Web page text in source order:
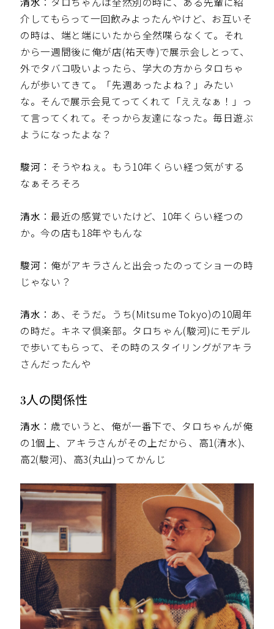
介してもらって一回飲みよったんやけど、お互いそ
の時は、端と端にいたから全然喋らなくて。それ
から一週間後に俺が店(祐天寺)で展示会しとって、
外でタバコ吸いよったら、学大の方からタロちゃ
んが歩いてきて。「先週あったよね？」みたい
な。そんで展示会見てってくれて「ええなぁ！」っ
て言ってくれて。そっから友達になった。毎日遊ぶ
ようになったよな？
駿河 ：そうやねぇ。もう10年くらい経つ気がする
なぁそろそろ
清水 ：最近の感覚でいたけど、10年くらい経つの
か。今の店も18年やもんな
駿河 ：俺がアキラさんと出会ったのってショーの時
じゃない？
清水 ：あ、そうだ。うち(Mitsume Tokyo)の10周年
の時だ。キネマ倶楽部。タロちゃん(駿河)にモデル
で歩いてもらって、その時のスタイリングがアキラ
さんだったんや
3人の関係性
清水 ：歳でいうと、俺が一番下で、タロちゃんが俺
の1個上、アキラさんがその上だから、高1(清水)、
高2(駿河)、高3(丸山)ってかんじ